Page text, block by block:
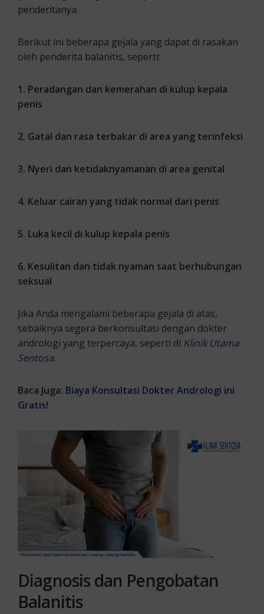
penderitanya.
Berikut ini beberapa gejala yang dapat di rasakan
oleh penderita balanitis, seperti:
1. Peradangan dan kemerahan di kulup kepala
penis
2. Gatal dan rasa terbakar di area yang terinfeksi
3. Nyeri dan ketidaknyamanan di area genital
4. Keluar cairan yang tidak normal dari penis
5. Luka kecil di kulup kepala penis
6. Kesulitan dan tidak nyaman saat berhubungan
seksual
Jika Anda mengalami beberapa gejala di atas,
sebaiknya segera berkonsultasi dengan dokter
andrologi yang terpercaya, seperti di Klinik Utama
Sentosa.
Baca Juga: Biaya Konsultasi Dokter Andrologi ini
Gratis!
Diagnosis dan Pengobatan
Balanitis